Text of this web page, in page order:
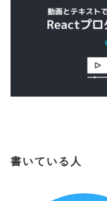
書いている人